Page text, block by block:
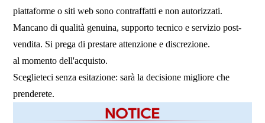
piattaforme o siti web sono contraffatti e non autorizzati.
Mancano di qualità genuina, supporto tecnico e servizio post-
vendita. Si prega di prestare attenzione e discrezione.
al momento dell'acquisto.
Sceglieteci senza esitazione: sarà la decisione migliore che
prenderete.